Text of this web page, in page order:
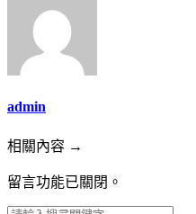
admin
相關內容 →
留言功能已關閉。